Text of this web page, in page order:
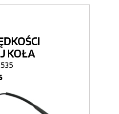
KOŁA